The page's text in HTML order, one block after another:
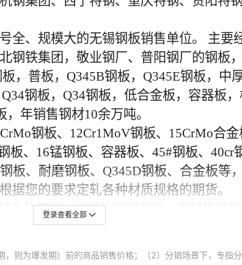
登录查看全部
则为爆发期）前的商品销售价格；（2）分销场景下，专